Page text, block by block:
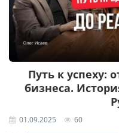
Путь к успеху:
бизнеса.
01.09.2025 60